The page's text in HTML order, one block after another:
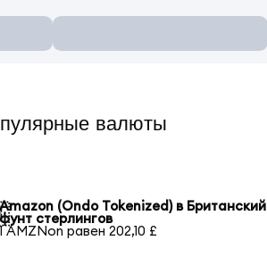
валюты
(Ondo Tokenized) в Британский
стерлингов
1 AMZNon равен 202,10 £